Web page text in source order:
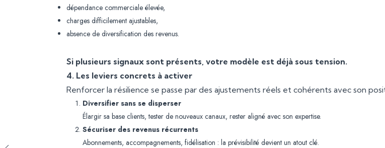
dépendance commerciale élevée,
charges difficilement ajustables,
absence de diversification des revenus.
Si plusieurs signaux sont présents, votre modèle est déjà sous tension.
4. Les leviers concrets à activer
Renforcer la résilience se passe par des ajustements réels et cohérents avec son
Diversifier sans se disperser
Élargir sa base clients, tester de nouveaux canaux, rester aligné avec son expertise.
Sécuriser des revenus récurrents
Abonnements, accompagnements, fidélisation : la prévisibilité devient un atout clé.